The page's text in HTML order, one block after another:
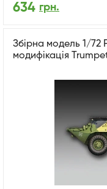
634 грн.
Збірна модель 1/72
модифікація